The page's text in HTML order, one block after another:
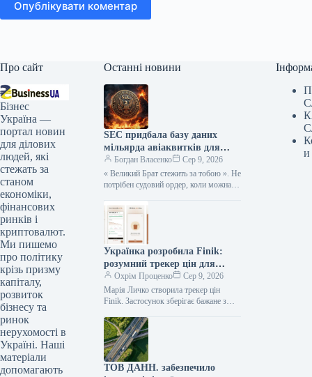
Опублікувати коментар
Про сайт
Бізнес
Україна —
портал новин
для ділових
людей, які
стежать за
станом
економіки,
фінансових
ринків і
криптовалют.
Ми пишемо
про політику
крізь призму
капіталу,
розвиток
бізнесу та
ринок
нерухомості в
Україні. Наші
матеріали
допомагають
Останні новини
SEC придбала базу даних
мільярда авіаквитків для
відстеження подорожей
Богдан Власенко
Сер 9, 2026
« Великий Брат стежить за тобою ». Не
потрібен судовий ордер, коли можна
карткою. Комісія з цінних…
Українка розробила Finik:
розумний трекер цін для
вигідних покупок
Охрім Проценко
Сер 9, 2026
Марія Личко створила трекер цін
Finik. Застосунок зберігає бажане з
ціною й підказує той самий…
ТОВ ДАНН. забезпечило
и